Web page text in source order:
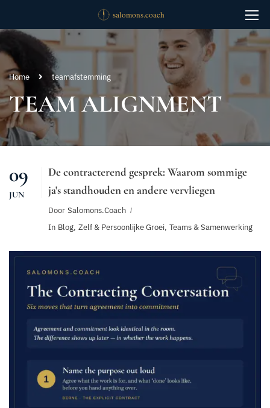
Home teamafstemming
TEAM ALIGNMENT
09
JUN
De contracterend gesprek: Waarom sommige
ja's standhouden en andere vervliegen
Door Salomons.coach
In Blog, Zelf & Persoonlijke Groei, Teams & Samenwerking